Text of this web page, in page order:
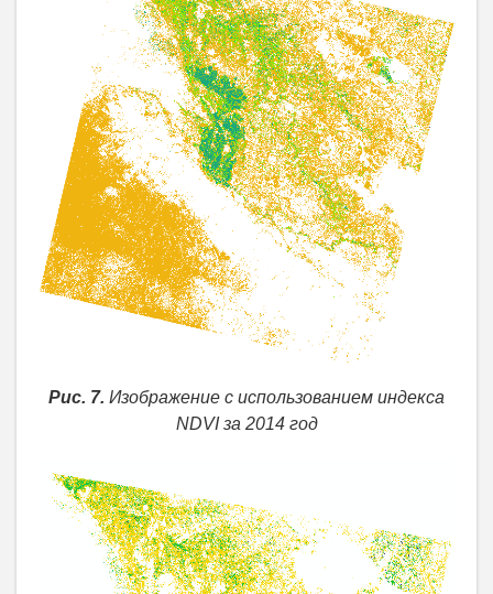
Рис. 7. Изображение с использованием индекса
NDVI за 2014 год